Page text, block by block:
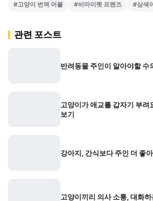
#고양이 번역 어플 #비마이펫 프렌즈 #삼색
관련 포스트
반려동물 주인이 알아야할 수
고양이가 애교를 갑자기 부려
보기
강아지, 간식보다 주인 더 좋
고양이끼리 의사 소통, 대화